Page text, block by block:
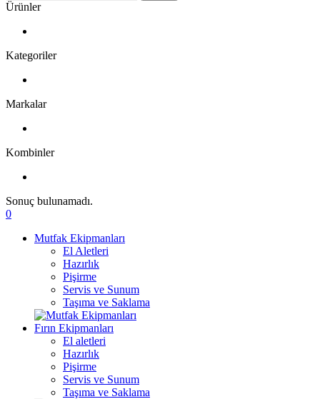
Ürünler
Kategoriler
Markalar
Kombinler
Sonuç bulunamadı.
0
Mutfak Ekipmanları
El Aletleri
Hazırlık
Pişirme
Servis ve Sunum
Taşıma ve Saklama
Fırın Ekipmanları
El aletleri
Hazırlık
Pişirme
Servis ve Sunum
Taşıma ve Saklama